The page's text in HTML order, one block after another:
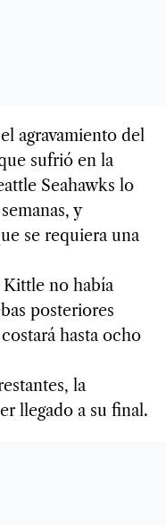
agravamiento del
sufrió en la
Seahawks lo
y
se requiera una
no había
posteriores
hasta ocho
la
llegado a su final.